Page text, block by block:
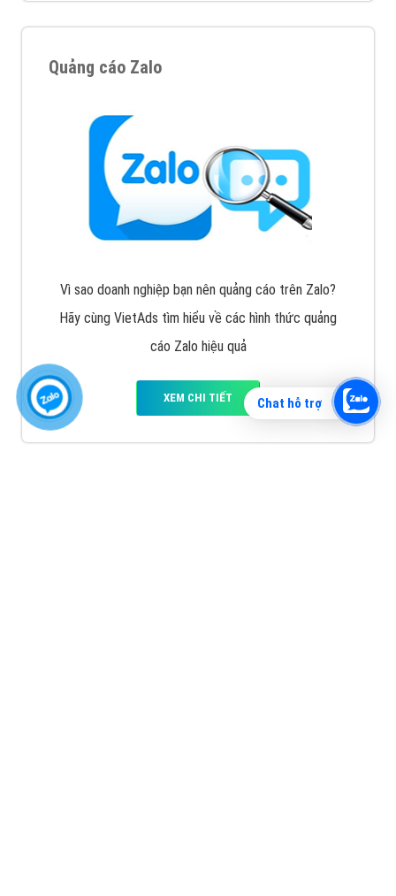
Chat hỗ trợ
Quảng cáo Zalo
Vì sao doanh nghiệp bạn nên quảng cáo trên Zalo?
Hãy cùng VietAds tìm hiểu về các hình thức quảng
cáo Zalo hiệu quả
XEM CHI TIẾT